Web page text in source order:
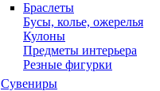
Браслеты
Бусы, колье, ожерелья
Кулоны
Предметы интерьера
Резные фигурки
Сувениры